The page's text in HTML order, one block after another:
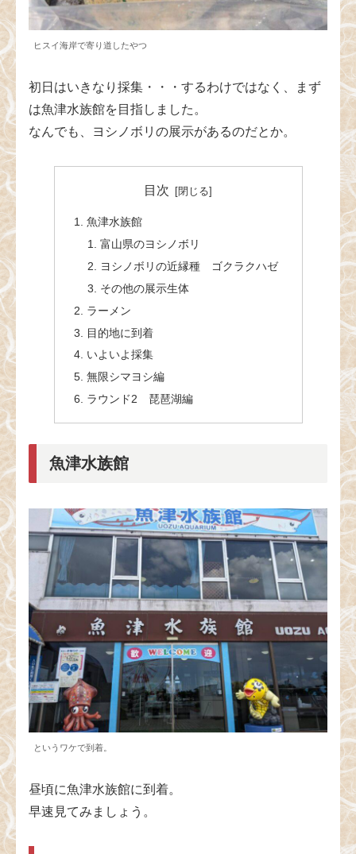
ヒスイ海岸で寄り道したやつ
初日はいきなり採集・・・するわけではなく、まず
は魚津水族館を目指しました。
なんでも、ヨシノボリの展示があるのだとか。
目次
魚津水族館
富山県のヨシノボリ
ヨシノボリの近縁種 ゴクラクハゼ
その他の展示生体
ラーメン
目的地に到着
いよいよ採集
無限シマヨシ編
ラウンド2 琵琶湖編
魚津水族館
というワケで到着。
昼頃に魚津水族館に到着。
早速見てみましょう。